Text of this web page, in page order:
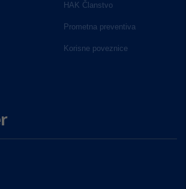
HAK Članstvo
Prometna preventiva
Korisne poveznice